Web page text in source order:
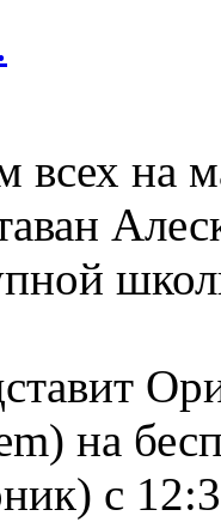
всех на
на
с